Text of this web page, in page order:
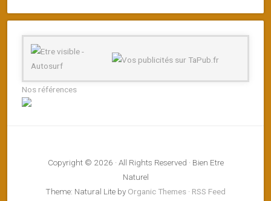
Nos références
Copyright © 2026 · All Rights Reserved · Bien Etre
Naturel
Theme: Natural Lite by Organic Themes · RSS Feed